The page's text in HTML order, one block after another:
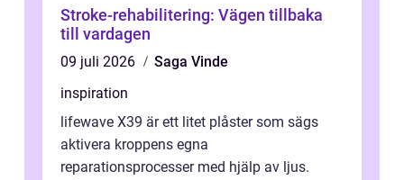
Stroke-rehabilitering: Vägen tillbaka
till vardagen
09 juli 2026
Saga Vinde
inspiration
lifewave X39 är ett litet plåster som sägs
aktivera kroppens egna
reparationsprocesser med hjälp av ljus.